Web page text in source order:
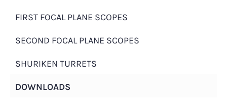
FIRST FOCAL PLANE SCOPES
SECOND FOCAL PLANE SCOPES
SHURIKEN TURRETS
DOWNLOADS